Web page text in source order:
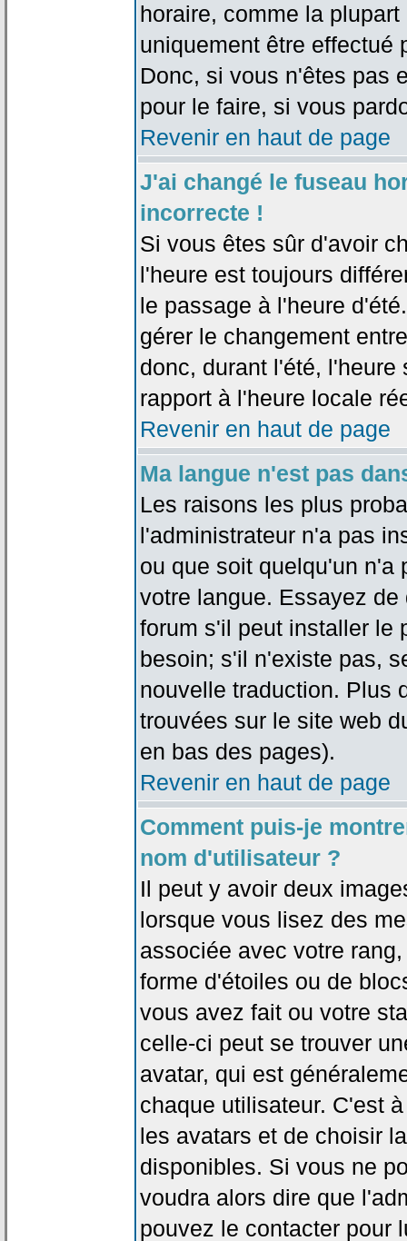
horaire, comme la
uniquement être effectué
Donc, si vous n'êtes pas
pour le faire, si vous
Revenir en haut de page
J'ai changé le fuseau
incorrecte !
Si vous êtes sûr d'avoir
l'heure est toujours
le passage à l'heure
gérer le changement
donc, durant l'été, l'heure
rapport à l'heure locale
Revenir en haut de page
Ma langue n'est pas
Les raisons les plus
l'administrateur n'a pas
ou que soit quelqu'un n'a
votre langue. Essayez
forum s'il peut installer le
besoin; s'il n'existe pas,
nouvelle traduction. Plus
trouvées sur le site web
en bas des pages).
Revenir en haut de page
Comment puis-je
nom d'utilisateur ?
Il peut y avoir deux
lorsque vous lisez des
associée avec votre
forme d'étoiles ou de
vous avez fait ou votre
celle-ci peut se trouver
avatar, qui est
chaque utilisateur. C'est
les avatars et de choisir
disponibles. Si vous ne
voudra alors dire que
pouvez le contacter pour